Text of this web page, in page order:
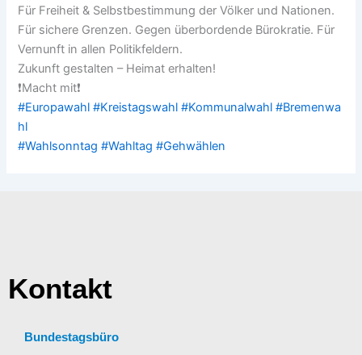
Für Freiheit & Selbstbestimmung der Völker und Nationen.
Für sichere Grenzen. Gegen überbordende Bürokratie. Für
Vernunft in allen Politikfeldern.
Zukunft gestalten – Heimat erhalten!
❗️Macht mit❗️
#Europawahl #Kreistagswahl #Kommunalwahl #Bremenwa
hl
#Wahlsonntag #Wahltag #Gehwählen
Kontakt
Bundestagsbüro